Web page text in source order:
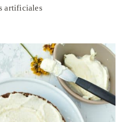
artificiales